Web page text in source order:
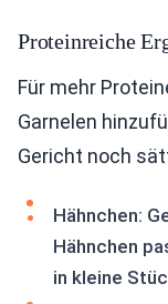
Proteinreiche
Für mehr
Garnelen
Gericht noch
Hähnchen:
Hähnchen
in kleine